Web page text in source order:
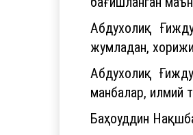
Абдухолиқ
жумладан,
Абдухолиқ
манбалар, илмий
Баҳоуддин